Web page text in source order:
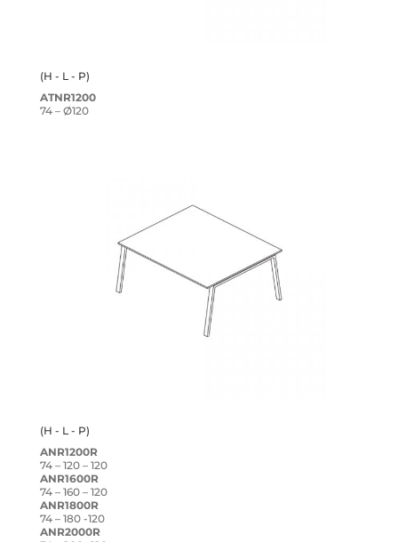
(H - L - P)
ATNR1200
74 – Ø120
(H - L - P)
ANR1200R
74 – 120 – 120
ANR1600R
74 – 160 – 120
ANR1800R
74 – 180 -120
ANR2000R